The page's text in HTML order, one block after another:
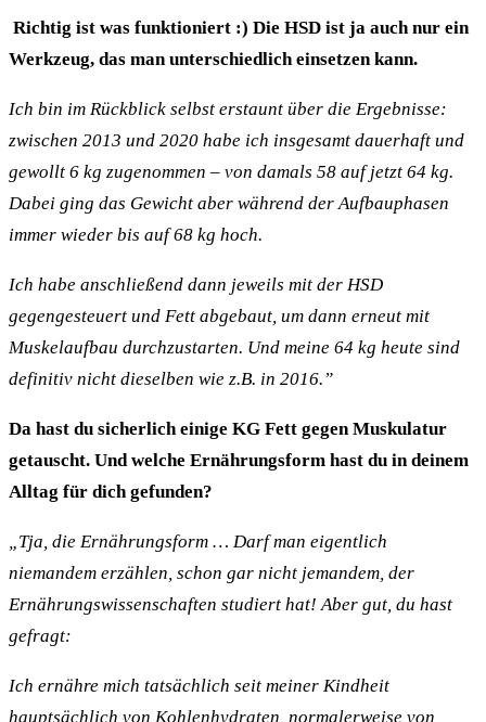
Richtig ist was funktioniert :) Die HSD ist ja auch nur ein
Werkzeug, das man unterschiedlich einsetzen kann.
Ich bin im Rückblick selbst erstaunt über die Ergebnisse:
zwischen 2013 und 2020 habe ich insgesamt dauerhaft und
gewollt 6 kg zugenommen – von damals 58 auf jetzt 64 kg.
Dabei ging das Gewicht aber während der Aufbauphasen
immer wieder bis auf 68 kg hoch.
Ich habe anschließend dann jeweils mit der HSD
gegengesteuert und Fett abgebaut, um dann erneut mit
Muskelaufbau durchzustarten. Und meine 64 kg heute sind
definitiv nicht dieselben wie z.B. in 2016.”
Da hast du sicherlich einige KG Fett gegen Muskulatur
getauscht. Und welche Ernährungsform hast du in deinem
Alltag für dich gefunden?
„Tja, die Ernährungsform … Darf man eigentlich
niemandem erzählen, schon gar nicht jemandem, der
Ernährungswissenschaften studiert hat! Aber gut, du hast
gefragt:
Ich ernähre mich tatsächlich seit meiner Kindheit
hauptsächlich von Kohlenhydraten, normalerweise von